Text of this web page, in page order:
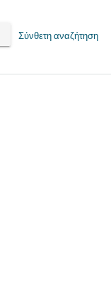
Σύνθετη αναζήτηση